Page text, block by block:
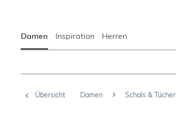
Damen Inspiration Herren
Übersicht Damen Schals & Tücher